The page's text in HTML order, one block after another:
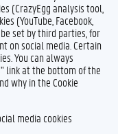
(CrazyEgg analysis tool,
(YouTube, Facebook,
set by third parties, for
on social media. Certain
You can always
link at the bottom of the
why in the Cookie
media cookies